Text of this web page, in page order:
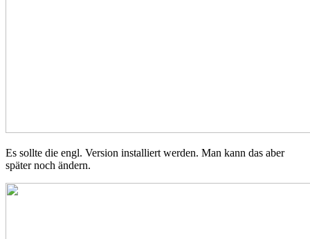
Es sollte die engl. Version installiert werden. Man kann das aber
später noch ändern.